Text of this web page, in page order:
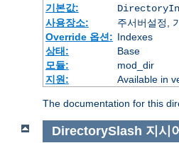
기본값:
사용장소:
주서버설정,
Override 옵션: Indexes
상태:
Base
모듈:
mod_dir
지원:
Available in
The documentation for this
DirectorySlash 지시